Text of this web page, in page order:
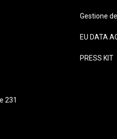
231
Gestione
EU DATA
PRESS KIT